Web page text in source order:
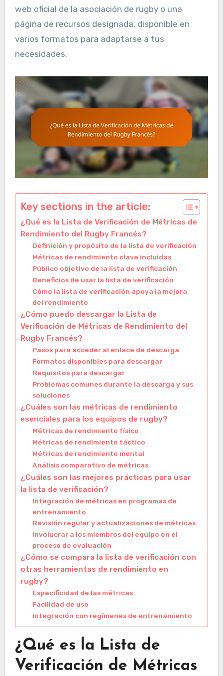
web oficial de la asociación de rugby o una
página de recursos designada, disponible en
varios formatos para adaptarse a tus
necesidades.
Key sections in the article:
¿Qué es la Lista de Verificación de Métricas de
Rendimiento del Rugby Francés?
Definición y propósito de la lista de verificación
Métricas de rendimiento clave incluidas
Público objetivo de la lista de verificación
Beneficios de usar la lista de verificación
Cómo la lista de verificación apoya la mejora
del rendimiento
¿Cómo puedo descargar la Lista de
Verificación de Métricas de Rendimiento del
Rugby Francés?
Pasos para acceder al enlace de descarga
Formatos disponibles para descargar
Requisitos para descargar
Problemas comunes durante la descarga y sus
soluciones
¿Cuáles son las métricas de rendimiento
esenciales para los equipos de rugby?
Métricas de rendimiento físico
Métricas de rendimiento táctico
Métricas de rendimiento mental
Análisis comparativo de métricas
¿Cuáles son las mejores prácticas para usar
la lista de verificación?
Integración de métricas en programas de
entrenamiento
Revisión regular y actualizaciones de métricas
Involucrar a los miembros del equipo en el
proceso de evaluación
¿Cómo se compara la lista de verificación con
otras herramientas de rendimiento en
rugby?
Especificidad de las métricas
Facilidad de uso
Integración con regímenes de entrenamiento
¿Qué es la Lista de
Verificación de Métricas